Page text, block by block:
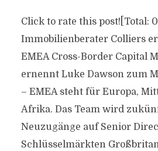
Click to rate this post![Total:
Immobilienberater Colliers
EMEA Cross-Border Capital
ernennt Luke Dawson zum
– EMEA steht für Europa,
Afrika. Das Team wird
Neuzugänge auf Senior
Schlüsselmärkten